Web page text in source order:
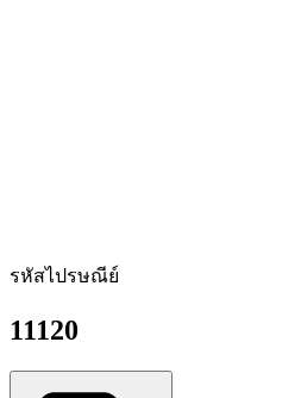
รหัสไปรษณีย์
11120